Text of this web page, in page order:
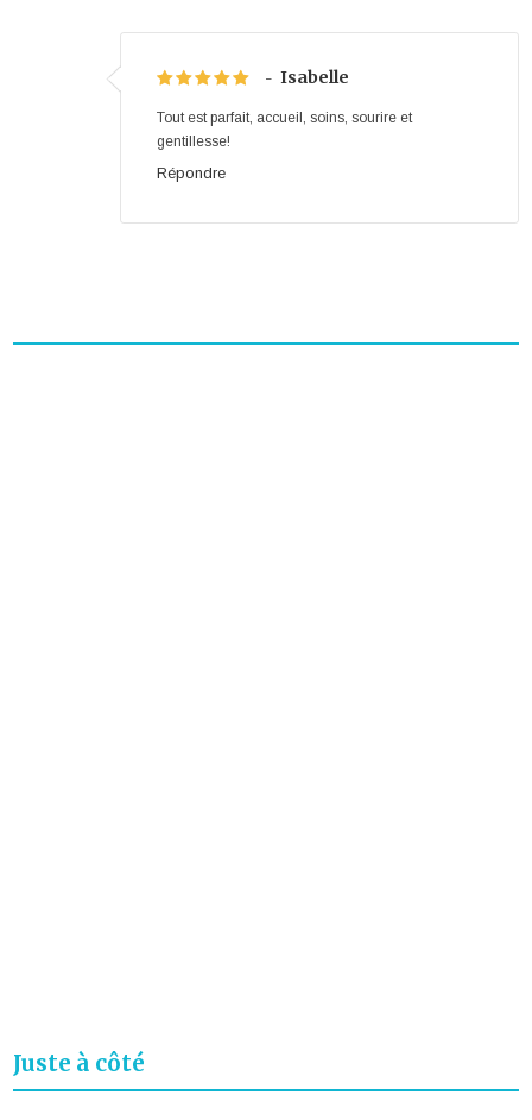
- Isabelle
Tout est parfait, accueil, soins, sourire et
gentillesse!
Répondre
Juste à côté